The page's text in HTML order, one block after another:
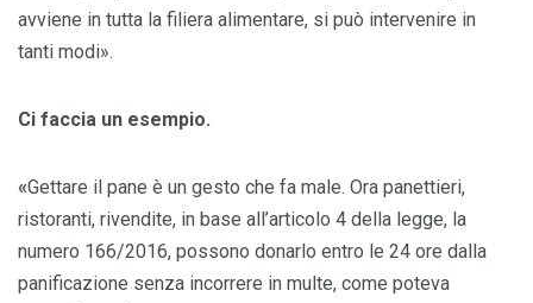
avviene in tutta la filiera alimentare, si può intervenire in
tanti modi».
Ci faccia un esempio.
«Gettare il pane è un gesto che fa male. Ora panettieri,
ristoranti, rivendite, in base all’articolo 4 della legge, la
numero 166/2016, possono donarlo entro le 24 ore dalla
panificazione senza incorrere in multe, come poteva